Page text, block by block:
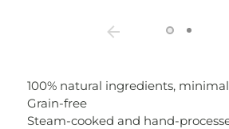
100% natural ingredients,
Grain-free
Steam-cooked and hand-